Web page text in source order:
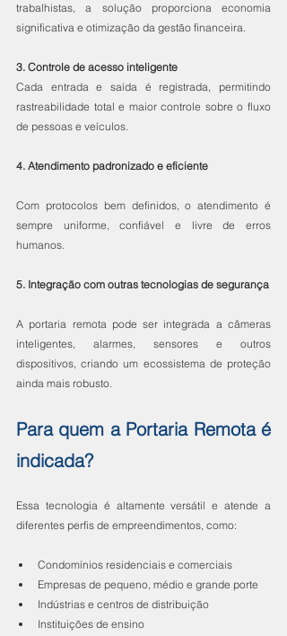
trabalhistas, a solução proporciona economia
significativa e otimização da gestão financeira.
3. Controle de acesso inteligente
Cada entrada e saída é registrada, permitindo
rastreabilidade total e maior controle sobre o fluxo
de pessoas e veículos.
4. Atendimento padronizado e eficiente
Com protocolos bem definidos, o atendimento é
sempre uniforme, confiável e livre de erros
humanos.
5. Integração com outras tecnologias de segurança
A portaria remota pode ser integrada a câmeras
inteligentes, alarmes, sensores e outros
dispositivos, criando um ecossistema de proteção
ainda mais robusto.
Para quem a Portaria Remota é
indicada?
Essa tecnologia é altamente versátil e atende a
diferentes perfis de empreendimentos, como:
Condomínios residenciais e comerciais
Empresas de pequeno, médio e grande porte
Indústrias e centros de distribuição
Instituições de ensino